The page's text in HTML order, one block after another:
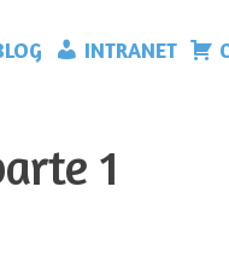
INTRANET
1